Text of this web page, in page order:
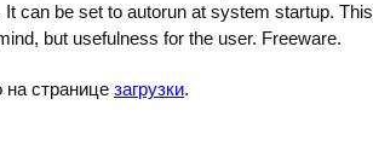
can be set to autorun at system startup. This
but usefulness for the user. Freeware.
на странице загрузки.